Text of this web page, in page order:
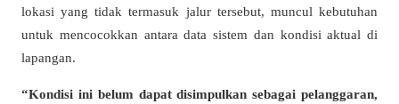
lokasi yang tidak termasuk jalur tersebut, muncul kebutuhan
untuk mencocokkan antara data sistem dan kondisi aktual di
lapangan.
“Kondisi ini belum dapat disimpulkan sebagai pelanggaran,